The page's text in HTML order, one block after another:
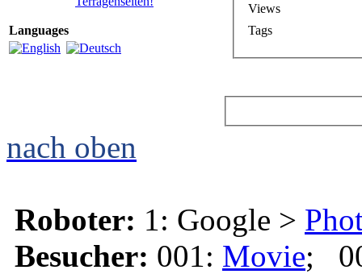
Languages
Views
Tags
nach oben
Roboter: 1: Google >
Besucher: 001: Movie;